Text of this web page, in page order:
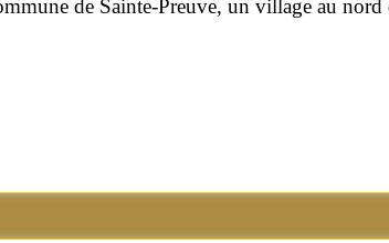
de Sainte-Preuve, un village au